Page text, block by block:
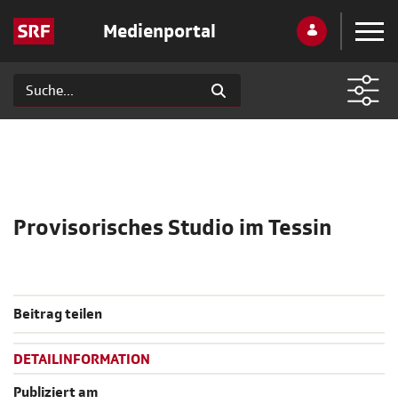
Medienportal
Provisorisches Studio im Tessin
Beitrag teilen
DETAILINFORMATION
Publiziert am